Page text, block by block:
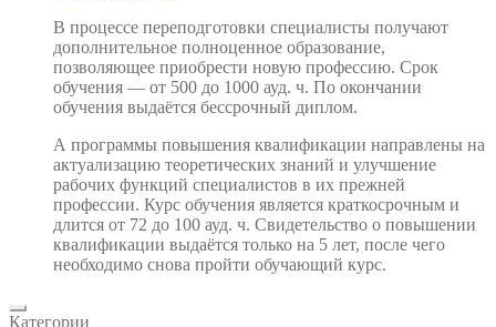
В процессе переподготовки специалисты получают
дополнительное полноценное образование,
позволяющее приобрести новую профессию. Срок
обучения — от 500 до 1000 ауд. ч. По окончании
обучения выдаётся бессрочный диплом.
А программы повышения квалификации направлены на
актуализацию теоретических знаний и улучшение
рабочих функций специалистов в их прежней
профессии. Курс обучения является краткосрочным и
длится от 72 до 100 ауд. ч. Свидетельство о повышении
квалификации выдаётся только на 5 лет, после чего
необходимо снова пройти обучающий курс.
Категории